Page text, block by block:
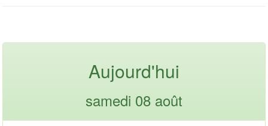
Aujourd'hui
samedi 08 août